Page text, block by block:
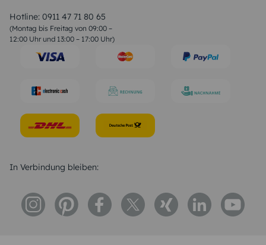
Hotline: 0911 47 71 80 65
(Montag bis Freitag von 09:00 –
12:00 Uhr und 13:00 – 17:00 Uhr)
Liebessprüche
Geburtstagssprüche
Trauersprüche
Konfirmation Glückwünsche
In Verbindung bleiben: